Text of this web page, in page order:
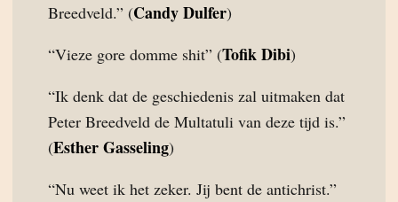
Breedveld.” (Candy Dulfer)
“Vieze gore domme shit” (Tofik Dibi)
“Ik denk dat de geschiedenis zal uitmaken dat
Peter Breedveld de Multatuli van deze tijd is.”
(Esther Gasseling)
“Nu weet ik het zeker. Jij bent de antichrist.”